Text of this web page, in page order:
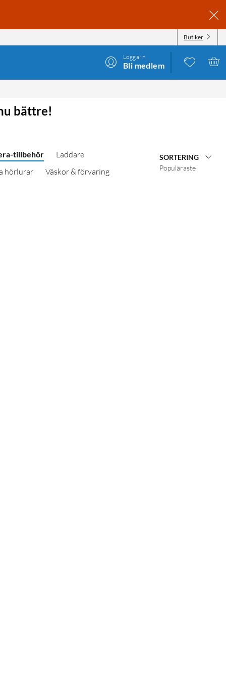
Butiker
Logga in
Bli medlem
bättre!
tillbehör
Laddare
hörlurar Väskor & förvaring
SORTERING
Populäraste